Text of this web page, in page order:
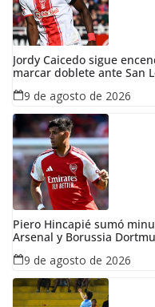
Jordy Caicedo sigue
marcar doblete ante San
9 de agosto de 2026
Piero Hincapié sumó
Arsenal y Borussia
9 de agosto de 2026